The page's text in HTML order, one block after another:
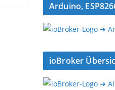
Arduino,
➔
ioBroker
➔